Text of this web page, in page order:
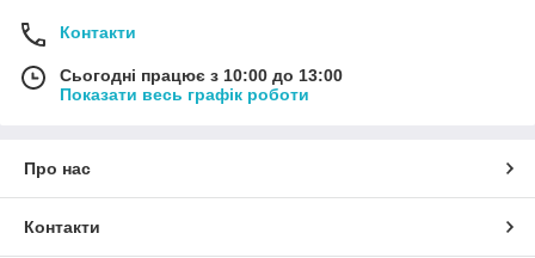
Контакти
Сьогодні працює з 10:00 до 13:00
Показати весь графік роботи
Про нас
Контакти